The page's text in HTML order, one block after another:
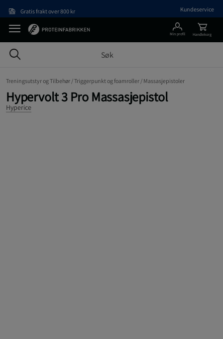
Gratis frakt over 800 kr Kundeservice
Min profil Handlekorg
Treningsutstyr og Tilbehør /Triggerpunkt og foamroller / Massasjepistoler
Hypervolt 3 Pro Massasje­pistol
Hyperice